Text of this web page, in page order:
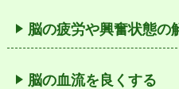
脳の疲労や興奮状態の
脳の血流を良くする